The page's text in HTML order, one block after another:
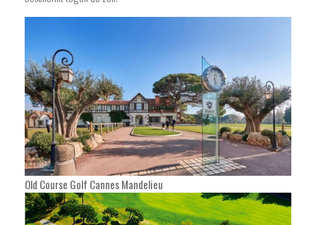
Old Course Golf Cannes Mandelieu